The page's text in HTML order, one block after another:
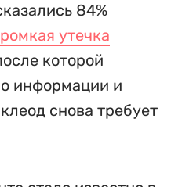
84%
утечка
которой
информации и
снова требует